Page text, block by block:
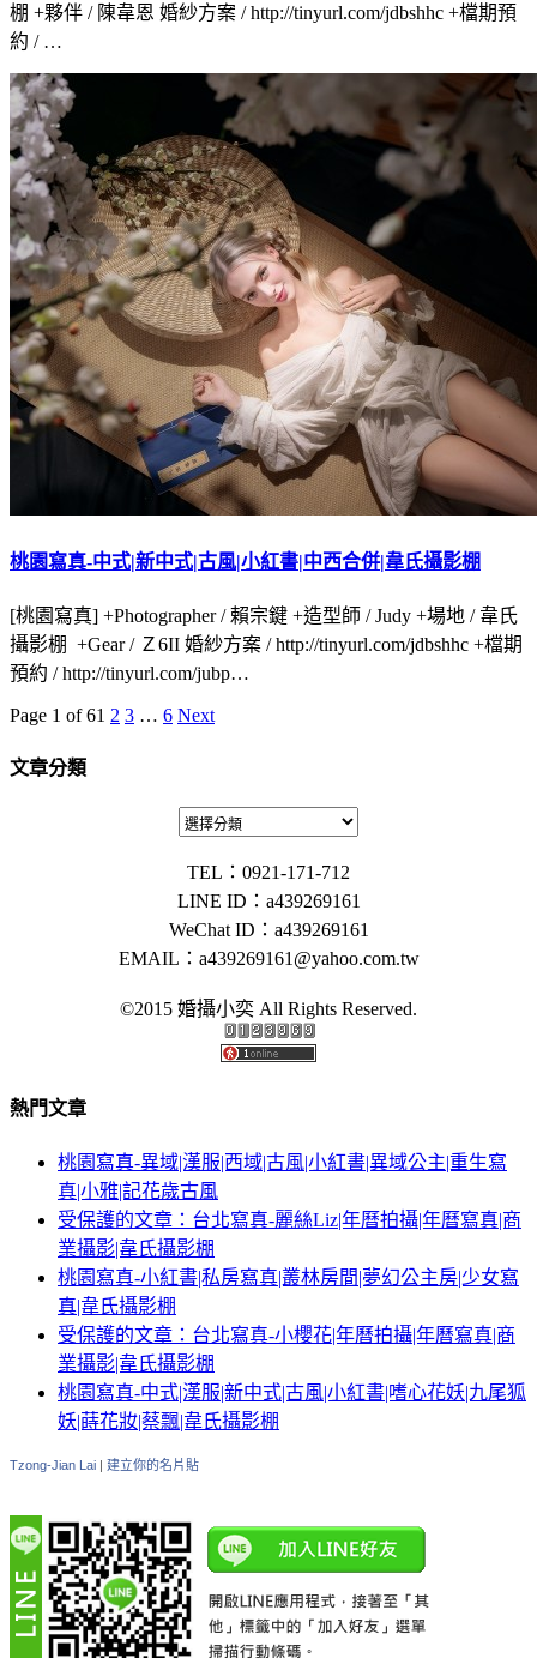
棚 +夥伴 / 陳韋恩 婚紗方案 / http://tinyurl.com/jdbshhc +檔期預
約 / …
桃園寫真-中式|新中式|古風|小紅書|中西合併|韋氏攝影棚
[桃園寫真] +Photographer / 賴宗鍵 +造型師 / Judy +場地 / 韋氏
攝影棚 +Gear / Ｚ6II 婚紗方案 / http://tinyurl.com/jdbshhc +檔期
預約 / http://tinyurl.com/jubp…
Page 1 of 61 2 3 … 6 Next
文章分類
TEL：0921-171-712
LINE ID：a439269161
WeChat ID：a439269161
EMAIL： a439269161@yahoo.com.tw
©2015 婚攝小奕 All Rights Reserved.
熱門文章
桃園寫真-異域|漢服|西域|古風|小紅書|異域公主|重生寫
真|小雅|記花歲古風
受保護的文章：台北寫真-麗絲Liz|年曆拍攝|年曆寫真|商
業攝影|韋氏攝影棚
桃園寫真-小紅書|私房寫真|叢林房間|夢幻公主房|少女寫
真|韋氏攝影棚
受保護的文章：台北寫真-小櫻花|年曆拍攝|年曆寫真|商
業攝影|韋氏攝影棚
桃園寫真-中式|漢服|新中式|古風|小紅書|嗜心花妖|九尾狐
妖|蒔花妝|蔡飄|韋氏攝影棚
Tzong-Jian Lai 建立你的名片貼